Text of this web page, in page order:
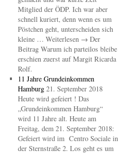
Mitglied der ÖDP. Ich war aber
schnell kuriert, denn wenn es um
Pöstchen geht, unterscheiden sich
kleine … Weiterlesen → Der
Beitrag Warum ich parteilos bleibe
erschien zuerst auf Margit Ricarda
Rolf.
11 Jahre Grundeinkommen
Hamburg 21. September 2018
Heute wird gefeiert ! Das
„Grundeinkommen Hamburg“
wird 11 Jahre alt. Heute am
Freitag, dem 21. September 2018:
Gefeiert wird im Centro Sociale in
der Sternstraße 2. Los geht es um